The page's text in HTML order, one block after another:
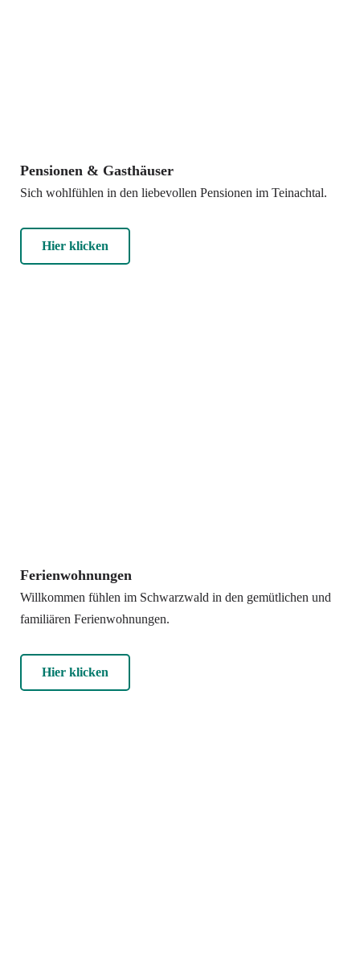
Pensionen & Gasthäuser
Sich wohlfühlen in den liebevollen Pensionen im Teinachtal.
Hier klicken
Ferienwohnungen
Willkommen fühlen im Schwarzwald in den gemütlichen und
familiären Ferienwohnungen.
Hier klicken